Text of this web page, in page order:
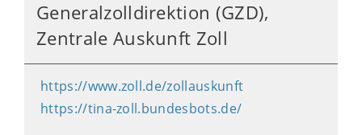
Generalzolldirektion (GZD),
Zentrale Auskunft Zoll
https://www.zoll.de/zollauskunft
https://tina-zoll.bundesbots.de/